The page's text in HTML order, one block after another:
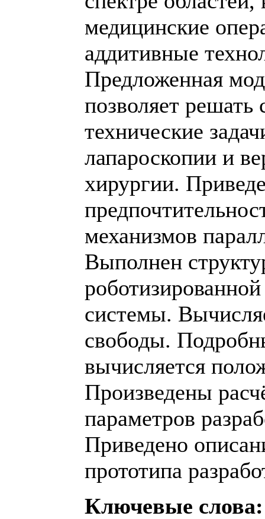
медицинские
аддитивные
Предложенная
позволяет
технические
лапароскопии и
хирургии.
механизмов
Выполнен
системы.
свободы.
вычисляется
Произведены
параметров
Приведено
прототипа
Ключевые слова: